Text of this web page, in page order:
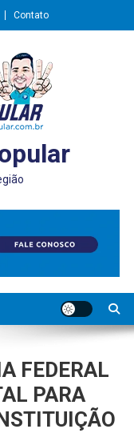
Contato
FEDERAL
PARA